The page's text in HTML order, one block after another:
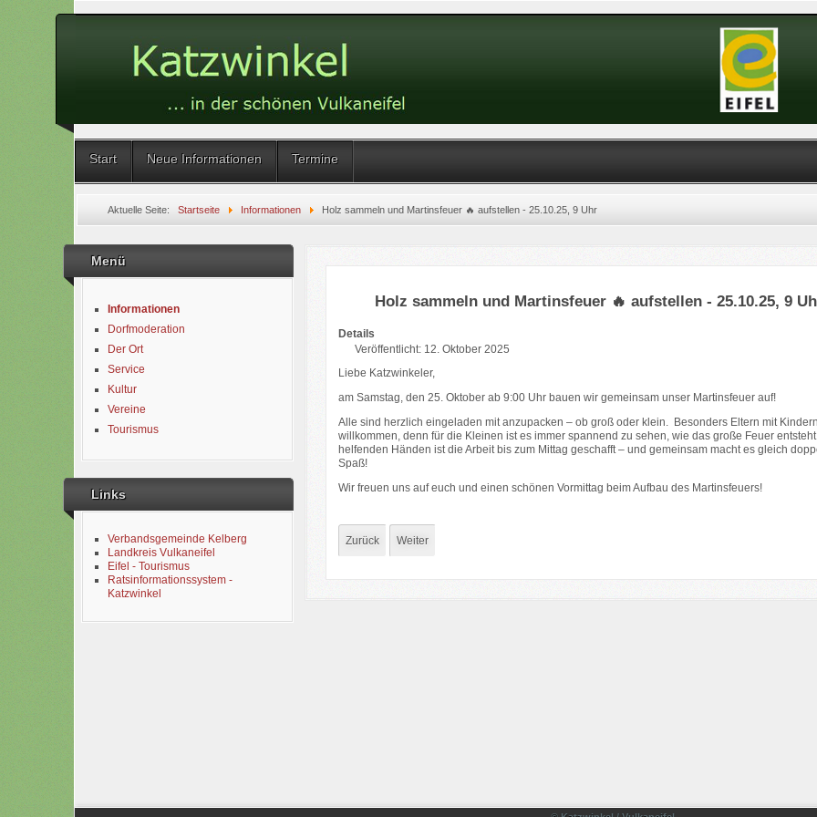
Start Neue Informationen Termine
Aktuelle Seite:Startseite Informationen Holz sammeln und Martinsfeuer 🔥 aufstellen - 25.10.25, 9 Uhr
Menü
Informationen
Dorfmoderation
Der Ort
Service
Kultur
Vereine
Tourismus
Links
Verbandsgemeinde Kelberg
Landkreis Vulkaneifel
Eifel - Tourismus
Ratsinformationssystem -
Katzwinkel
Holz sammeln und Martinsfeuer 🔥 aufstellen - 25.10.25, 9
Details
Veröffentlicht: 12. Oktober 2025
Liebe Katzwinkeler,
am Samstag, den 25. Oktober ab 9:00 Uhr bauen wir gemeinsam unser Martinsfeuer auf!
Alle sind herzlich eingeladen mit anzupacken – ob groß oder klein. Besonders Eltern mit
willkommen, denn für die Kleinen ist es immer spannend zu sehen, wie das große Feuer
helfenden Händen ist die Arbeit bis zum Mittag geschafft – und gemeinsam macht es gleich
Spaß!
Wir freuen uns auf euch und einen schönen Vormittag beim Aufbau des Martinsfeuers!
Zurück Weiter